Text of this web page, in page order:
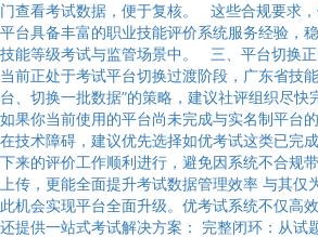
门查看考试数据，便于复核。 这些合规要求，
平台具备丰富的职业技能评价系统服务经验，
技能等级考试与监管场景中。 三、平台切换
当前正处于考试平台切换过渡阶段，广东省技
台、切换一批数据”的策略，建议社评组织尽快
如果你当前使用的平台尚未完成与实名制平台
在技术障碍，建议优先选择如优考试这类已完
下来的评价工作顺利进行，避免因系统不合规
上传，更能全面提升考试数据管理效率 与其仅
此机会实现平台全面升级。优考试系统不仅高
还提供一站式考试解决方案： 完整闭环：从试